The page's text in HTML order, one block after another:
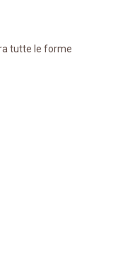
tutte le forme